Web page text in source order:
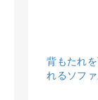
背もたれ
れるソフ